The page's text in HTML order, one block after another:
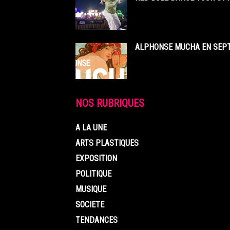
ALPHONSE MUCHA EN
NOS RUBRIQUES
A LA UNE
ARTS PLASTIQUES
EXPOSITION
POLITIQUE
MUSIQUE
SOCIETE
TENDANCES